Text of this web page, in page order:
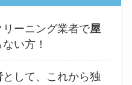
ーニング業者で屋
い方！
として、これから独